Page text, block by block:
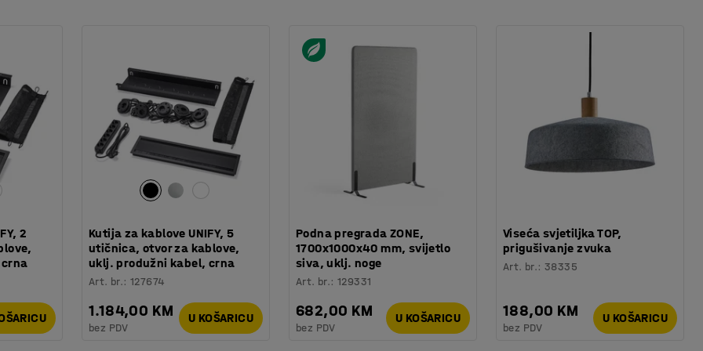
2
Kutija za kablove UNIFY, 5
utičnica, otvor za kablove,
uklj. produžni kabel, crna
Art. br.:127674
1.184,00 KM
bez PDV
U KOŠARICU
Podna pregrada ZONE,
1700x1000x40 mm, svijetlo
siva, uklj. noge
Art. br.:129331
682,00 KM
bez PDV
U KOŠARICU
Viseća svjetiljka TOP,
prigušivanje zvuka
Art. br.:38335
188,00 KM
bez PDV
U KOŠARICU